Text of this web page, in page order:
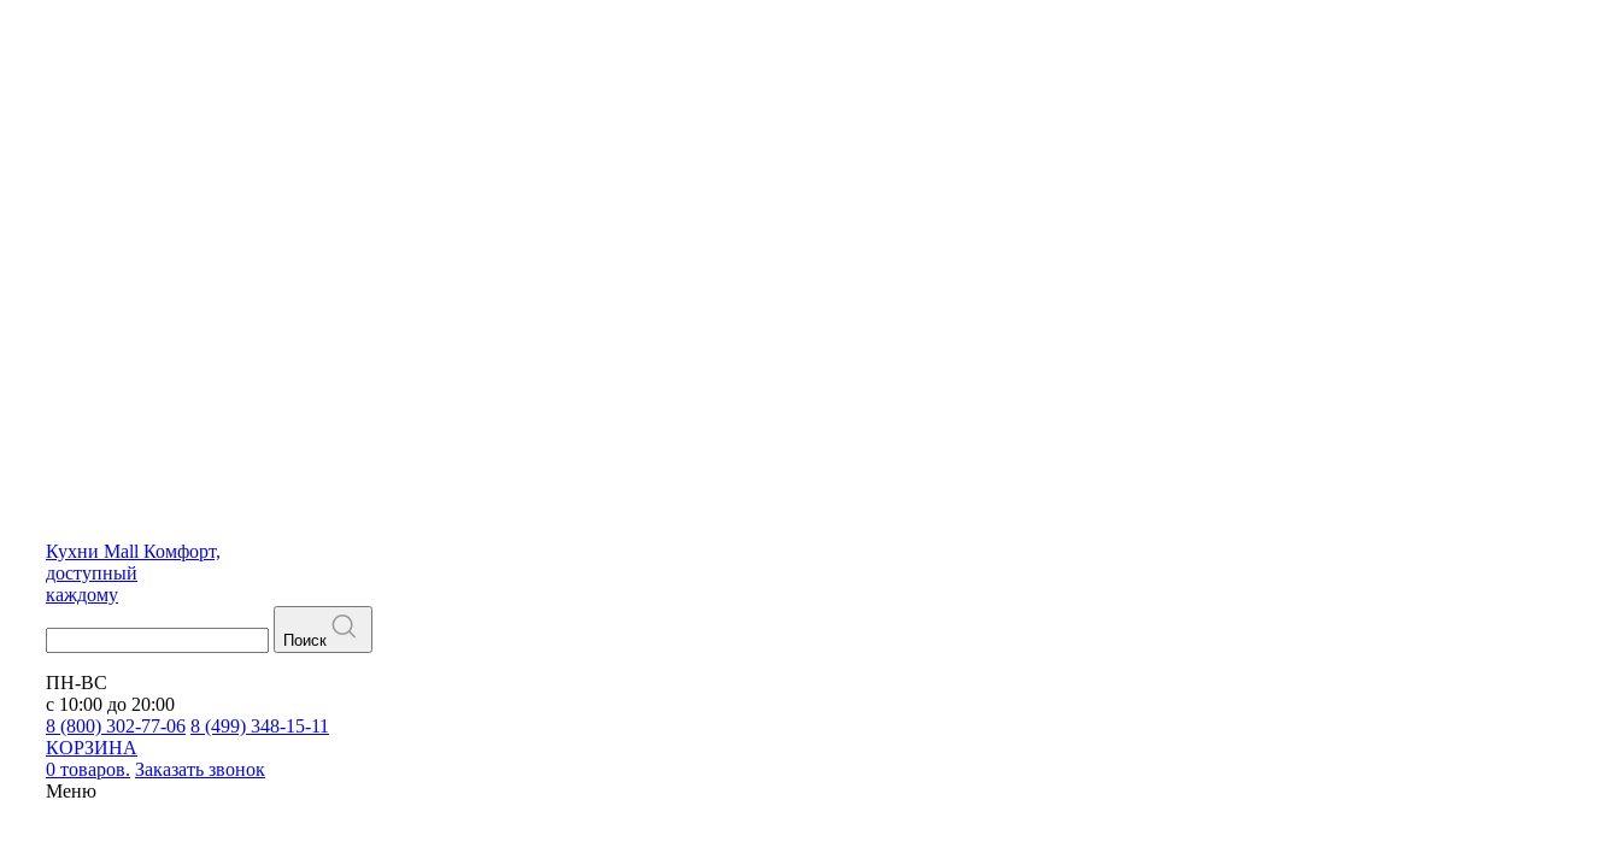
Кухни Mall Комфорт,
доступный
каждому
Поиск
ПН-ВС
с 10:00 до 20:00
8 (800) 302-77-06 8 (499) 348-15-11
КОРЗИНА
0 товаров. Заказать звонок
Меню